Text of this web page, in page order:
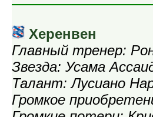
Херенвен
Главный тренер:
Звезда: Усама
Талант: Лусиано
Громкое